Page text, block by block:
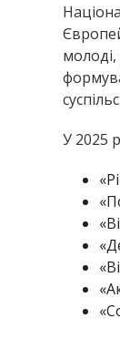
молоді,
У 2025